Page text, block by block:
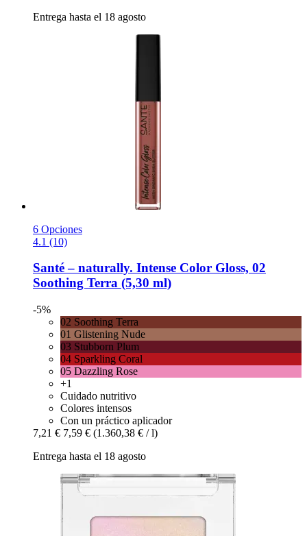
Entrega hasta el 18 agosto
6 Opciones
4.1 (10)
Santé – naturally. Intense Color Gloss, 02
Soothing Terra (5,30 ml)
-5%
02 Soothing Terra
01 Glistening Nude
03 Stubborn Plum
04 Sparkling Coral
05 Dazzling Rose
+1
Cuidado nutritivo
Colores intensos
Con un práctico aplicador
7,21 € 7,59 € (1.360,38 € / l)
Entrega hasta el 18 agosto